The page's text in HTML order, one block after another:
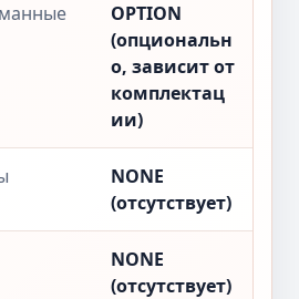
OPTION
(опциональн
о, зависит от
комплектац
ии)
NONE
(отсутствует)
NONE
(отсутствует)